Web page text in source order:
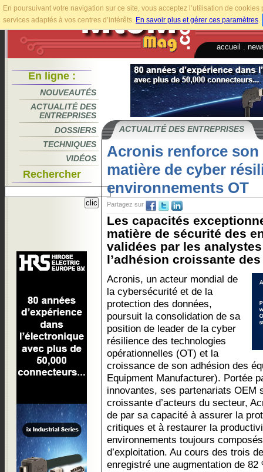
En poursuivant votre navigation sur ce site, vous acceptez l’utilisation de
services adaptés à vos centres d’intérêts. En savoir plus et gérer ces paramètres.
accueil
En ligne :
NOUVEAUTÉS
ACTUALITÉ DES
ENTREPRISES
DOSSIERS
TECHNIQUES
VIDÉOS
Rechercher
ACTUALITÉ DES ENTREPRISES
Acronis renforce son
matière de cyber
environnements OT
Partagez sur
Les capacités
matière de sécurité des
validées par les
l’adhésion croissante des
Acronis, un acteur mondial de
la cybersécurité et de la
protection des données,
poursuit la consolidation de sa
position de leader de la cyber
résilience des technologies
opérationnelles (OT) et la
croissance de son adhésion des
Equipment Manufacturer). Portée
innovantes, ses partenariats OEM
croissante d’acteurs du secteur,
de par sa capacité à assurer la
critiques et à restaurer la
environnements toujours
d’exploitation. Au cours des trois
enregistré une augmentation de 82